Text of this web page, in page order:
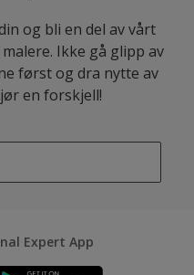
og bli en del av vårt
Ikke gå glipp av
først og dra nytte av
en forskjell!
Expert App